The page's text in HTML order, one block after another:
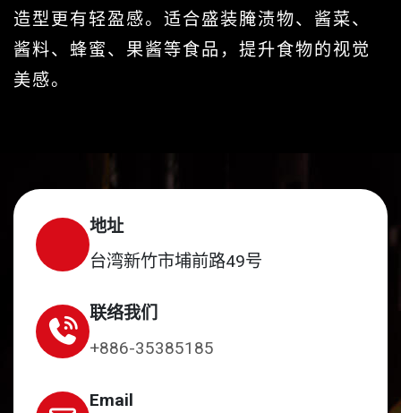
造型更有轻盈感。适合盛装腌渍物、酱菜、
酱料、蜂蜜、果酱等食品，提升食物的视觉
美感。
地址
台湾新竹市埔前路49号
联络我们
+886-35385185
Email